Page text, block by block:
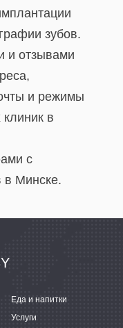
зубов.
и отзывами
и режимы
клиник в
с
в Минске.
Еда и напитки
Услуги